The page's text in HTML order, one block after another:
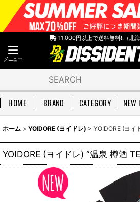
11,000円以上で送料無料!!（北海
メニュー
HOME BRAND CATEGORY NEW
ホーム > YOIDORE (ヨイドレ) > YOIDORE (ヨイ
YOIDORE (ヨイドレ) “温泉 樽酒